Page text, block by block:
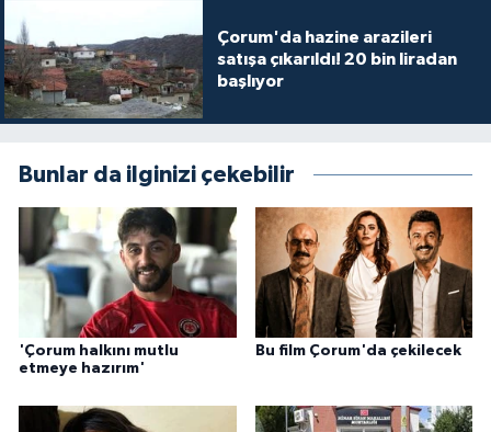
Çorum'da hazine arazileri
satışa çıkarıldı! 20 bin liradan
başlıyor
Bunlar da ilginizi çekebilir
'Çorum halkını mutlu
etmeye hazırım'
Bu film Çorum'da çekilecek